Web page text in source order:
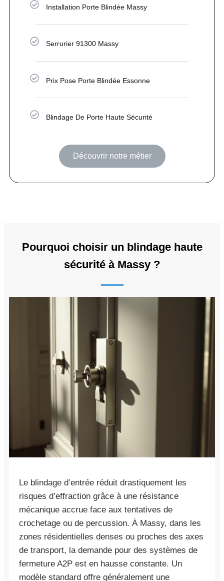
Installation Porte Blindée Massy
Serrurier 91300 Massy
Prix Pose Porte Blindée Essonne
Blindage De Porte Haute Sécurité
Découvrir notre métier
Pourquoi choisir un blindage haute
sécurité à Massy ?
Le blindage d’entrée réduit drastiquement les
risques d’effraction grâce à une résistance
mécanique accrue face aux tentatives de
crochetage ou de percussion. À Massy, dans les
zones résidentielles denses ou proches des axes
de transport, la demande pour des systèmes de
fermeture A2P est en hausse constante. Un
modèle standard offre généralement une